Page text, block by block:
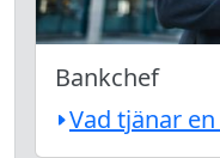
Bankchef
Vad tjänar